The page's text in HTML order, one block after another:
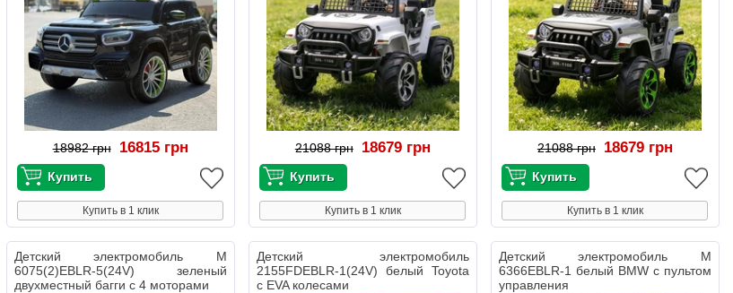
18982 грн 16815 грн
Купить в 1 клик
21088 грн 18679 грн
Купить в 1 клик
21088 грн 18679 грн
Купить в 1 клик
Детский электромобиль M
6075(2)EBLR-5(24V) зеленый
двухместный багги с 4 моторами
Детский электромобиль
2155FDEBLR-1(24V) белый Toyota
с EVA колесами
Детский электромобиль M
6366EBLR-1 белый BMW с пультом
управления